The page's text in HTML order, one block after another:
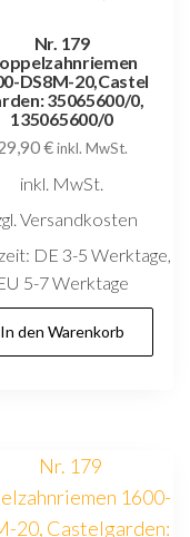
Nr. 179
DS8M-20,Castel
35065600/0,
135065600/0
€ inkl. MwSt.
inkl. MwSt.
Versandkosten
DE 3-5 Werktage,
5-7 Werktage
In den Warenkorb